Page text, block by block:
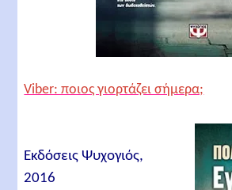
Viber: ποιος γιορτάζει σήμερα;
Εκδόσεις Ψυχογιός,
2016